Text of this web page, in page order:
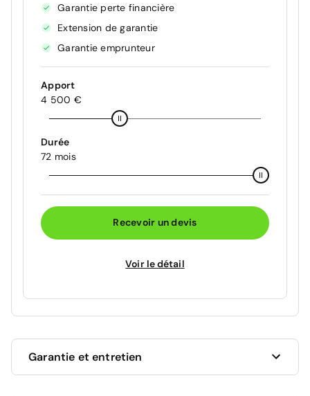
Garantie perte financière
Extension de garantie
Garantie emprunteur
Apport
4 500 €
Durée
72 mois
Recevoir un devis
Voir le détail
Garantie et entretien